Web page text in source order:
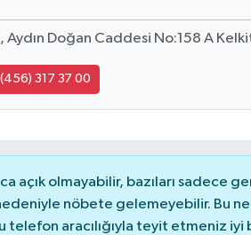
Doğan Caddesi No:158 A
317 37 00
açık olmayabilir, bazıları sadece
nöbete gelemeyebilir. Bu
telefon aracılığıyla teyit etmeniz iyi